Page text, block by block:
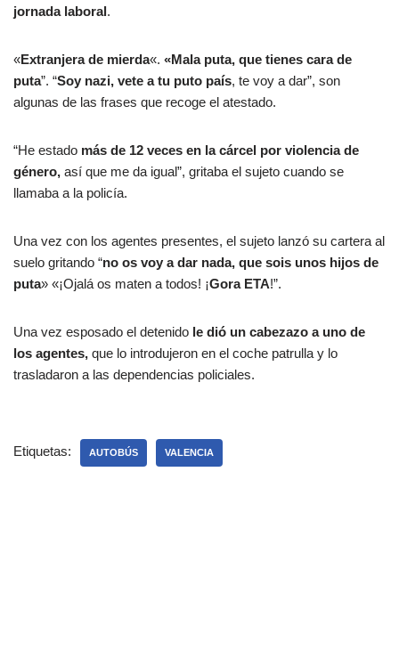
jornada laboral.
«Extranjera de mierda«. «Mala puta, que tienes cara de
puta”. “Soy nazi, vete a tu puto país, te voy a dar”, son
algunas de las frases que recoge el atestado.
“He estado más de 12 veces en la cárcel por violencia de
género, así que me da igual”, gritaba el sujeto cuando se
llamaba a la policía.
Una vez con los agentes presentes, el sujeto lanzó su cartera al
suelo gritando “no os voy a dar nada, que sois unos hijos de
puta» «¡Ojalá os maten a todos! ¡Gora ETA!”.
Una vez esposado el detenido le dió un cabezazo a uno de
los agentes, que lo introdujeron en el coche patrulla y lo
trasladaron a las dependencias policiales.
Etiquetas: AUTOBÚS VALENCIA